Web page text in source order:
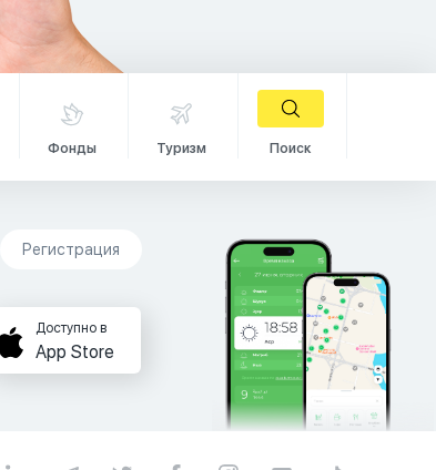
Фонды Туризм Поиск
Регистрация
Доступно в
App Store